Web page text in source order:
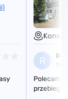
R
Polecam